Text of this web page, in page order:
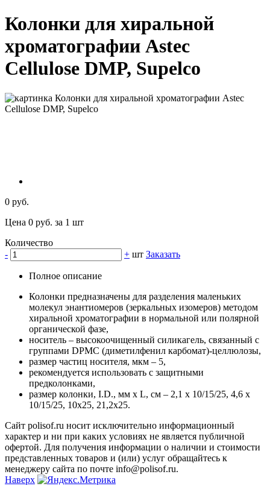
Колонки для хиральной
хроматографии Astec
Cellulose DMP, Supelco
0 руб.
Цена 0 руб. за 1 шт
Количество
-
+ шт Заказать
Полное описание
Колонки предназначены для разделения маленьких
молекул энантиомеров (зеркальных изомеров) методом
хиральной хроматографии в нормальной или полярной
органической фазе,
носитель – высокоочищенный силикагель, связанный с
группами DPMC (диметилфенил карбомат)-целлюлозы,
размер частиц носителя, мкм – 5,
рекомендуется использовать с защитными
предколонками,
размер колонки, I.D., мм х L, см – 2,1 х 10/15/25, 4,6 х
10/15/25, 10х25, 21,2х25.
Сайт polisof.ru носит исключительно информационный
характер и ни при каких условиях не является публичной
офертой. Для получения информации о наличии и стоимости
представленных товаров и (или) услуг обращайтесь к
менеджеру сайта по почте info@polisof.ru.
Наверх